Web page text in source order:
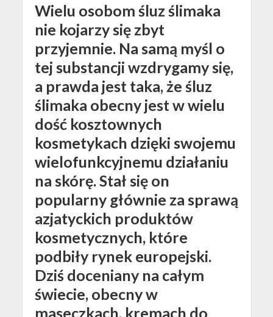
Wielu osobom śluz ślimaka
nie kojarzy się zbyt
przyjemnie. Na samą myśl o
tej substancji wzdrygamy się,
a prawda jest taka, że śluz
ślimaka obecny jest w wielu
dość kosztownych
kosmetykach dzięki swojemu
wielofunkcyjnemu działaniu
na skórę. Stał się on
popularny głównie za sprawą
azjatyckich produktów
kosmetycznych, które
podbiły rynek europejski.
Dziś doceniany na całym
świecie, obecny w
maseczkach, kremach do